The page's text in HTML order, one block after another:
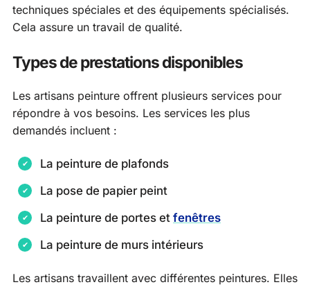
techniques spéciales et des équipements spécialisés.
Cela assure un travail de qualité.
Types de prestations disponibles
Les artisans peinture offrent plusieurs services pour
répondre à vos besoins. Les services les plus
demandés incluent :
La peinture de plafonds
La pose de papier peint
La peinture de portes et fenêtres
La peinture de murs intérieurs
Les artisans travaillent avec différentes peintures. Elles